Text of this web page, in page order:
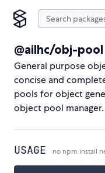
@ailhc/obj-pool
General purpose
concise and
pools for object
object pool manager.
USAGE no npm install